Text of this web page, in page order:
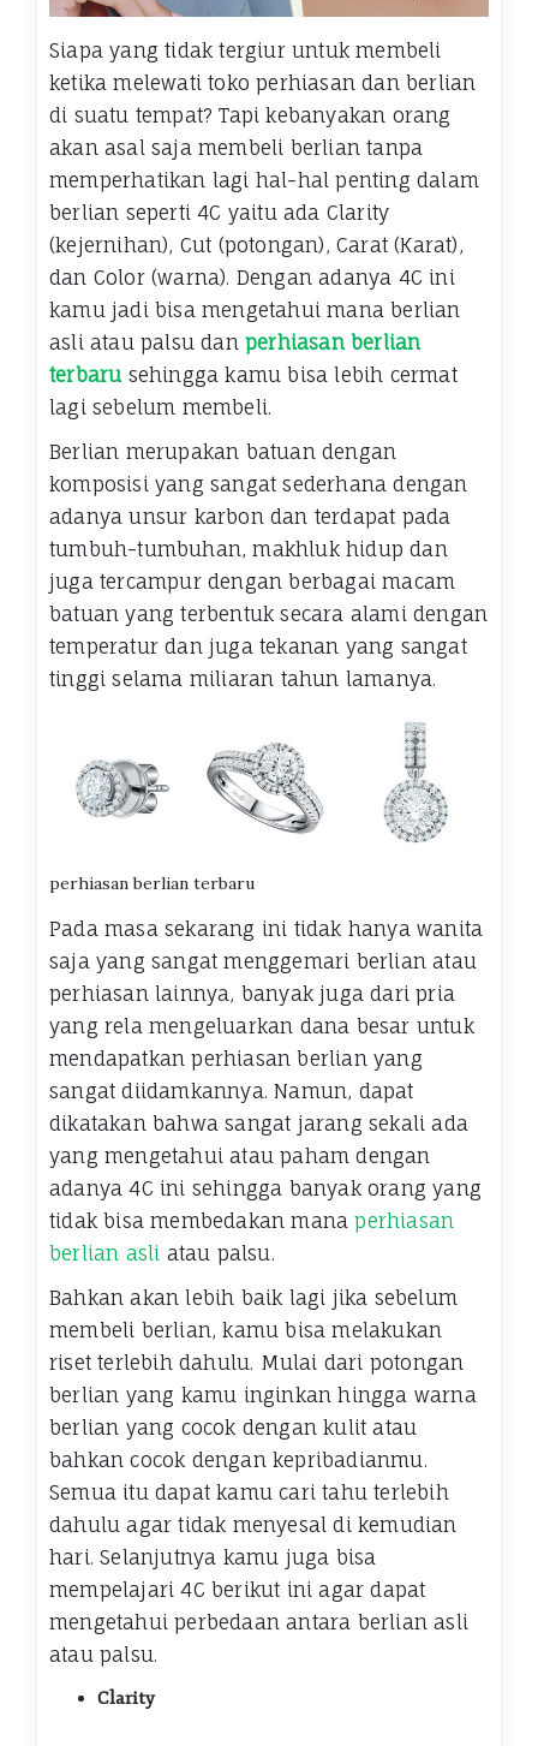
Siapa yang tidak tergiur untuk membeli
ketika melewati toko perhiasan dan berlian
di suatu tempat? Tapi kebanyakan orang
akan asal saja membeli berlian tanpa
memperhatikan lagi hal-hal penting dalam
berlian seperti 4C yaitu ada Clarity
(kejernihan), Cut (potongan), Carat (Karat),
dan Color (warna). Dengan adanya 4C ini
kamu jadi bisa mengetahui mana berlian
asli atau palsu dan perhiasan berlian
terbaru sehingga kamu bisa lebih cermat
lagi sebelum membeli.
Berlian merupakan batuan dengan
komposisi yang sangat sederhana dengan
adanya unsur karbon dan terdapat pada
tumbuh-tumbuhan, makhluk hidup dan
juga tercampur dengan berbagai macam
batuan yang terbentuk secara alami dengan
temperatur dan juga tekanan yang sangat
tinggi selama miliaran tahun lamanya.
perhiasan berlian terbaru
Pada masa sekarang ini tidak hanya wanita
saja yang sangat menggemari berlian atau
perhiasan lainnya, banyak juga dari pria
yang rela mengeluarkan dana besar untuk
mendapatkan perhiasan berlian yang
sangat diidamkannya. Namun, dapat
dikatakan bahwa sangat jarang sekali ada
yang mengetahui atau paham dengan
adanya 4C ini sehingga banyak orang yang
tidak bisa membedakan manaperhiasan
berlian asli atau palsu.
Bahkan akan lebih baik lagi jika sebelum
membeli berlian, kamu bisa melakukan
riset terlebih dahulu. Mulai dari potongan
berlian yang kamu inginkan hingga warna
berlian yang cocok dengan kulit atau
bahkan cocok dengan kepribadianmu.
Semua itu dapat kamu cari tahu terlebih
dahulu agar tidak menyesal di kemudian
hari. Selanjutnya kamu juga bisa
mempelajari 4C berikut ini agar dapat
mengetahui perbedaan antara berlian asli
atau palsu.
Clarity